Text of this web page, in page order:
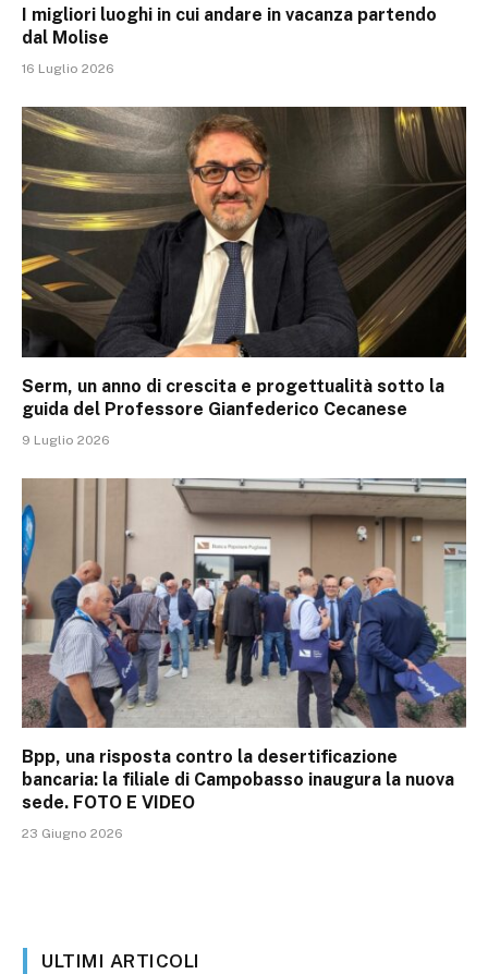
I migliori luoghi in cui andare in vacanza partendo
dal Molise
16 Luglio 2026
Serm, un anno di crescita e progettualità sotto la
guida del Professore Gianfederico Cecanese
9 Luglio 2026
Bpp, una risposta contro la desertificazione
bancaria: la filiale di Campobasso inaugura la nuova
sede. FOTO E VIDEO
23 Giugno 2026
ULTIMI ARTICOLI